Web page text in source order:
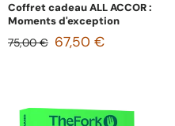
Coffret cadeau ALL ACCOR :
Moments d'exception
75,00 € 67,50 €